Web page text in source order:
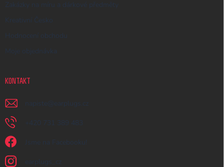
Zakázky na míru a dárkové předměty
Kreativní Česko
Hodnocení obchodu
Moje objednávka
KONTAKT
napiste @ earplugs.cz
+420 731 389 483
Jsme na Facebooku!
earplugs_cz